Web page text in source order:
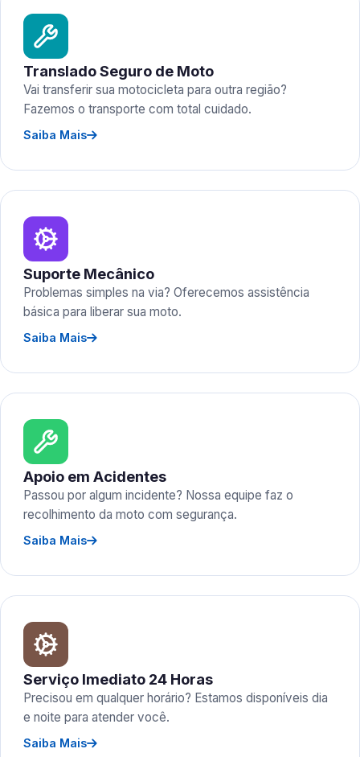
Translado Seguro de Moto
Vai transferir sua motocicleta para outra região?
Fazemos o transporte com total cuidado.
Saiba Mais
Suporte Mecânico
Problemas simples na via? Oferecemos assistência
básica para liberar sua moto.
Saiba Mais
Apoio em Acidentes
Passou por algum incidente? Nossa equipe faz o
recolhimento da moto com segurança.
Saiba Mais
Serviço Imediato 24 Horas
Precisou em qualquer horário? Estamos disponíveis dia
e noite para atender você.
Saiba Mais